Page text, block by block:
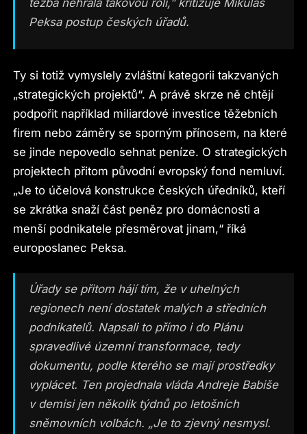
Peksa postup českých úřadů.
Ty si totiž vymyslely zvláštní kategorii takzvaných
„strategických projektů“. A právě skrze ně chtějí
podpořit například miliardové investice těžebních
firem nebo záměry se sporným přínosem, na které
se jinde nepovedlo sehnat peníze. O strategických
projektech přitom původní evropský fond nemluví.
„Je to účelová konstrukce českých úředníků, kteří
se zkrátka snaží část peněz pro domácnosti a
menší podnikatele přesměrovat jinam,“ říká
europoslanec Peksa.
Úřady se přitom hájí tím, že v uhelných
regionech není dostatek malých a středních
podnikatelů. Napsali to přímo i do Plánu
spravedlivé územní transformace, tedy
dokumentu, podle kterého se mají prostředky
vyplácet. Ten projednala vláda Andreje Babiše
v demisi jen několik týdnů po letošních
sněmovních volbách. „Je to zjevný nesmysl.